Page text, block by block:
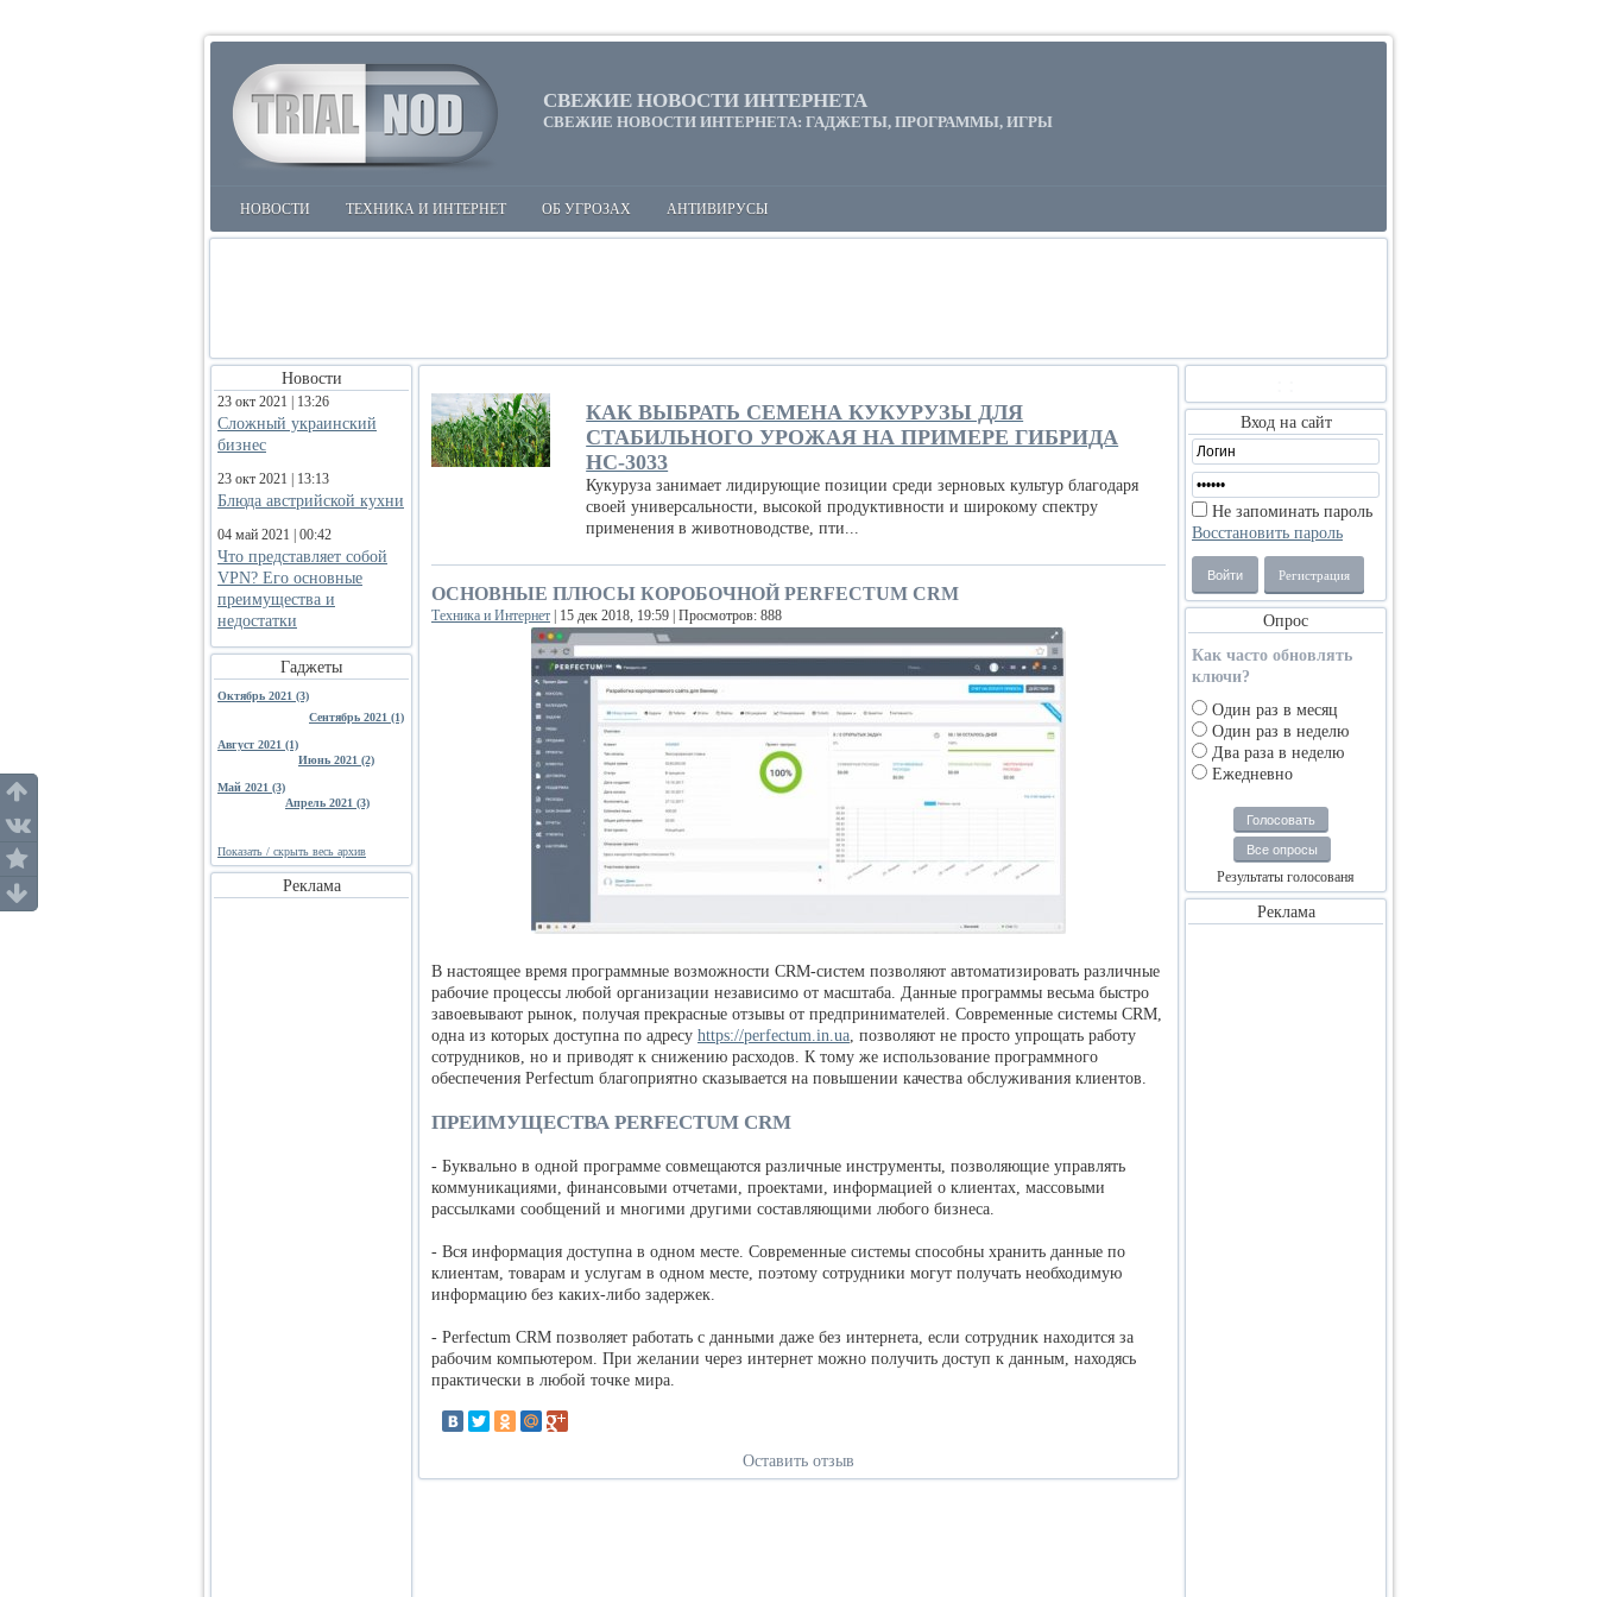
СВЕЖИЕ НОВОСТИ ИНТЕРНЕТА
СВЕЖИЕ НОВОСТИ ИНТЕРНЕТА: ГАДЖЕТЫ, ПРОГРАММЫ, ИГРЫ
НОВОСТИ ТЕХНИКА И ИНТЕРНЕТ ОБ УГРОЗАХ АНТИВИРУСЫ
Новости
23 окт 2021 | 13:26
Сложный украинский
бизнес
23 окт 2021 | 13:13
Блюда австрийской кухни
04 май 2021 | 00:42
Что представляет собой
VPN? Его основные
преимущества и
недостатки
Гаджеты
Октябрь 2021 (3)
Сентябрь 2021 (1)
Август 2021 (1)
Июнь 2021 (2)
Май 2021 (3)
Апрель 2021 (3)
Показать / скрыть весь архив
Реклама
КАК ВЫБРАТЬ СЕМЕНА КУКУРУЗЫ ДЛЯ
СТАБИЛЬНОГО УРОЖАЯ НА ПРИМЕРЕ ГИБРИДА
НС-3033
Кукуруза занимает лидирующие позиции среди зерновых культур благодаря
своей универсальности, высокой продуктивности и широкому спектру
применения в животноводстве, пти...
ОСНОВНЫЕ ПЛЮСЫ КОРОБОЧНОЙ PERFECTUM CRM
Техника и Интернет | 15 дек 2018, 19:59 | Просмотров: 888
В настоящее время программные возможности CRM-систем позволяют автоматизировать различные
рабочие процессы любой организации независимо от масштаба. Данные программы весьма быстро
завоевывают рынок, получая прекрасные отзывы от предпринимателей. Современные системы CRM,
одна из которых доступна по адресу https://perfectum.in.ua, позволяют не просто упрощать работу
сотрудников, но и приводят к снижению расходов. К тому же использование программного
обеспечения Perfectum благоприятно сказывается на повышении качества обслуживания клиентов.
ПРЕИМУЩЕСТВА PERFECTUM CRM
- Буквально в одной программе совмещаются различные инструменты, позволяющие управлять
коммуникациями, финансовыми отчетами, проектами, информацией о клиентах, массовыми
рассылками сообщений и многими другими составляющими любого бизнеса.
- Вся информация доступна в одном месте. Современные системы способны хранить данные по
клиентам, товарам и услугам в одном месте, поэтому сотрудники могут получать необходимую
информацию без каких-либо задержек.
- Perfectum CRM позволяет работать с данными даже без интернета, если сотрудник находится за
рабочим компьютером. При желании через интернет можно получить доступ к данным, находясь
практически в любой точке мира.
Оставить отзыв
Вход на сайт
Не запоминать пароль
Восстановить пароль
Войти Регистрация
Опрос
Как часто обновлять
ключи?
Один раз в месяц
Один раз в неделю
Два раза в неделю
Ежедневно
Голосовать
Все опросы
Результаты голосованя
Реклама